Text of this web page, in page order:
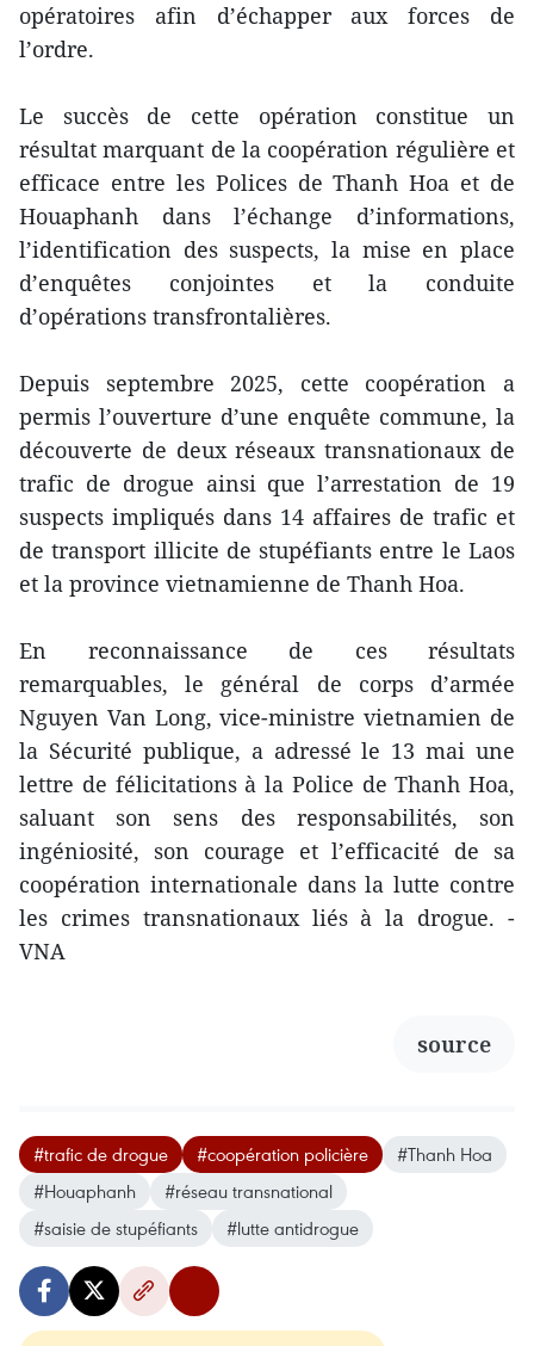
opératoires afin d’échapper aux forces de
l’ordre.
Le succès de cette opération constitue un
résultat marquant de la coopération régulière et
efficace entre les Polices de Thanh Hoa et de
Houaphanh dans l’échange d’informations,
l’identification des suspects, la mise en place
d’enquêtes conjointes et la conduite
d’opérations transfrontalières.
Depuis septembre 2025, cette coopération a
permis l’ouverture d’une enquête commune, la
découverte de deux réseaux transnationaux de
trafic de drogue ainsi que l’arrestation de 19
suspects impliqués dans 14 affaires de trafic et
de transport illicite de stupéfiants entre le Laos
et la province vietnamienne de Thanh Hoa.
En reconnaissance de ces résultats
remarquables, le général de corps d’armée
Nguyen Van Long, vice-ministre vietnamien de
la Sécurité publique, a adressé le 13 mai une
lettre de félicitations à la Police de Thanh Hoa,
saluant son sens des responsabilités, son
ingéniosité, son courage et l’efficacité de sa
coopération internationale dans la lutte contre
les crimes transnationaux liés à la drogue. -
VNA
source
#trafic de drogue #coopération policière
#Thanh Hoa
#Houaphanh
#réseau transnational
#saisie de stupéfiants
#lutte antidrogue